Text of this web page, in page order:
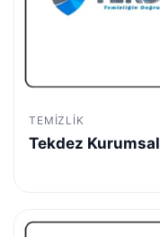
TEMIZLIK
Tekdez Kurumsal